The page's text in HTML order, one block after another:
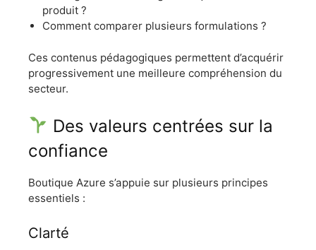
produit ?
Comment comparer plusieurs formulations ?
Ces contenus pédagogiques permettent d’acquérir
progressivement une meilleure compréhension du
secteur.
Des valeurs centrées sur la
confiance
Boutique Azure s’appuie sur plusieurs principes
essentiels :
Clarté